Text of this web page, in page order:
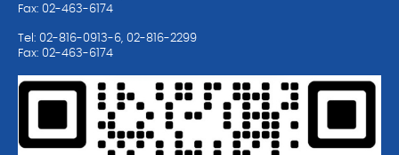
Fax: 02-463-6174
Tel: 02-816-0913-6, 02-816-2299
Fax: 02-463-6174